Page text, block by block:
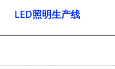
LED照明生产线